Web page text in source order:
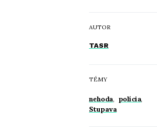
AUTOR
TASR
TÉMY
nehoda, polícia,
Stupava